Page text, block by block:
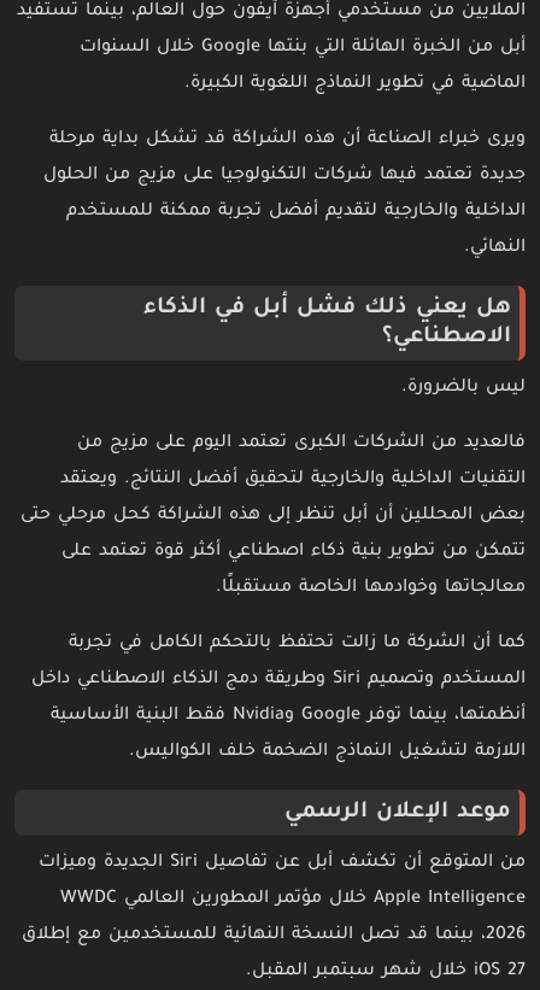
الملايين من مستخدمي أجهزة آيفون حول العالم، بينما تستفيد
أبل من الخبرة الهائلة التي بنتها Google خلال السنوات
الماضية في تطوير النماذج اللغوية الكبيرة.
ويرى خبراء الصناعة أن هذه الشراكة قد تشكل بداية مرحلة
جديدة تعتمد فيها شركات التكنولوجيا على مزيج من الحلول
الداخلية والخارجية لتقديم أفضل تجربة ممكنة للمستخدم
النهائي.
هل يعني ذلك فشل أبل في الذكاء
الاصطناعي؟
ليس بالضرورة.
فالعديد من الشركات الكبرى تعتمد اليوم على مزيج من
التقنيات الداخلية والخارجية لتحقيق أفضل النتائج. ويعتقد
بعض المحللين أن أبل تنظر إلى هذه الشراكة كحل مرحلي حتى
تتمكن من تطوير بنية ذكاء اصطناعي أكثر قوة تعتمد على
معالجاتها وخوادمها الخاصة مستقبلًا.
كما أن الشركة ما زالت تحتفظ بالتحكم الكامل في تجربة
المستخدم وتصميم Siri وطريقة دمج الذكاء الاصطناعي داخل
أنظمتها، بينما توفر Google وNvidia فقط البنية الأساسية
اللازمة لتشغيل النماذج الضخمة خلف الكواليس.
موعد الإعلان الرسمي
من المتوقع أن تكشف أبل عن تفاصيل Siri الجديدة وميزات
Apple Intelligence خلال مؤتمر المطورين العالمي WWDC
2026، بينما قد تصل النسخة النهائية للمستخدمين مع إطلاق
iOS 27 خلال شهر سبتمبر المقبل.